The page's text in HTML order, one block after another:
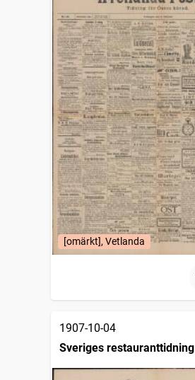
[omärkt], Vetlanda
1907-10-04
Sveriges restauranttidning